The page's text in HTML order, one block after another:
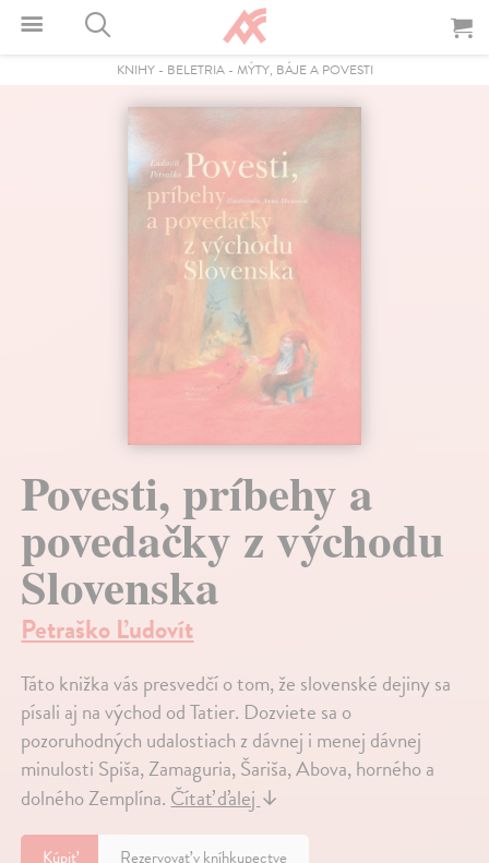
KNIHY- BELETRIA- MÝTY, BÁJE A POVESTI
Povesti, príbehy a
povedačky z východu
Slovenska
Petraško Ľudovít
Táto knižka vás presvedčí o tom, že slovenské dejiny sa
písali aj na východ od Tatier. Dozviete sa o
pozoruhodných udalostiach z dávnej i menej dávnej
minulosti Spiša, Zamaguria, Šariša, Abova, horného a
dolného Zemplína.Čítať ďalej↓
Kúpiť Rezervovať v kníhkupectve